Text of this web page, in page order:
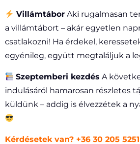
Villámtábor Aki rugalmasan
a villámtábort – akár egyetlen
csatlakozni! Ha érdekel,
egyénileg, együtt megtaláljuk a
Szeptemberi kezdés A
indulásáról hamarosan részletes
küldünk – addig is élvezzétek a
Kérdésetek van? +36 30 205 5251